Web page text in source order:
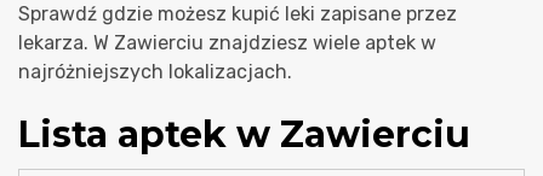
Sprawdź gdzie możesz kupić leki zapisane przez
lekarza. W Zawierciu znajdziesz wiele aptek w
najróżniejszych lokalizacjach.
Lista aptek w Zawierciu